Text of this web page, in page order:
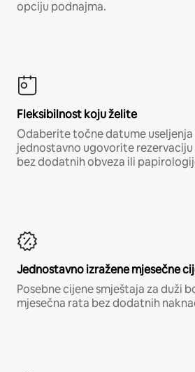
opciju podnajma.
Fleksibilnost koju želite
Odaberite točne datume useljenja
jednostavno ugovorite
bez dodatnih obveza ili
Jednostavno izražene mjesečne
Posebne cijene smještaja za duži
mjesečna rata bez dodatnih